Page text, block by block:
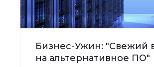
Бизнес-Ужин: "Свежий
на альтернативное ПО"